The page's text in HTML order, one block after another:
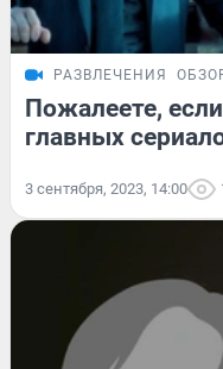
РАЗВЛЕЧЕНИЯ
Пожалеете,
главных
3 сентября, 2023, 14:00